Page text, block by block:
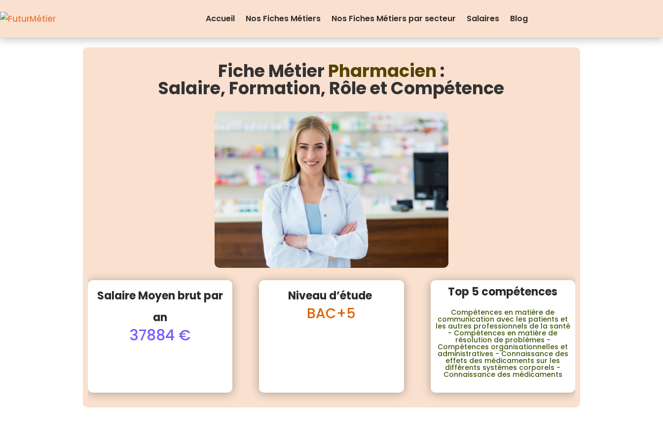
Accueil Nos Fiches Métiers Nos Fiches Métiers par secteur Salaires Blog
Fiche Métier Pharmacien :
Salaire, Formation, Rôle et Compétence
Salaire Moyen brut par
an
37884 €
Niveau d’étude
BAC+5
Top 5 compétences
Compétences en matière de
communication avec les patients et
les autres professionnels de la santé
- Compétences en matière de
résolution de problèmes -
Compétences organisationnelles et
administratives - Connaissance des
effets des médicaments sur les
différents systèmes corporels -
Connaissance des médicaments